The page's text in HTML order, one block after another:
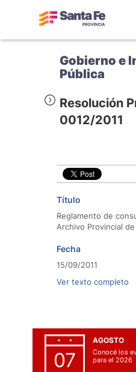
Gobierno e
Pública
Resolución
0012/2011
Título
Reglamento de
Archivo Provincial
Fecha
15/09/2011
Ver texto completo
07
AGOSTO
Conocé los
para el 2026